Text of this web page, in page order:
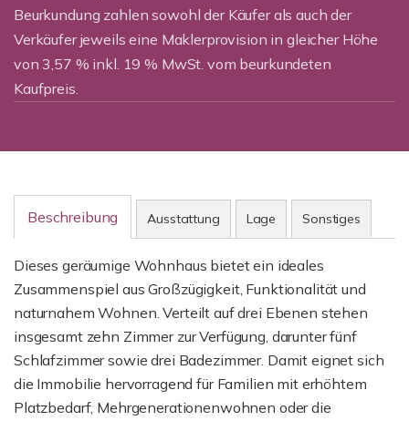
Beurkundung zahlen sowohl der Käufer als auch der
Verkäufer jeweils eine Maklerprovision in gleicher Höhe
von 3,57 % inkl. 19 % MwSt. vom beurkundeten
Kaufpreis.
Beschreibung Ausstattung Lage Sonstiges
Dieses geräumige Wohnhaus bietet ein ideales
Zusammenspiel aus Großzügigkeit, Funktionalität und
naturnahem Wohnen. Verteilt auf drei Ebenen stehen
insgesamt zehn Zimmer zur Verfügung, darunter fünf
Schlafzimmer sowie drei Badezimmer. Damit eignet sich
die Immobilie hervorragend für Familien mit erhöhtem
Platzbedarf, Mehrgenerationenwohnen oder die